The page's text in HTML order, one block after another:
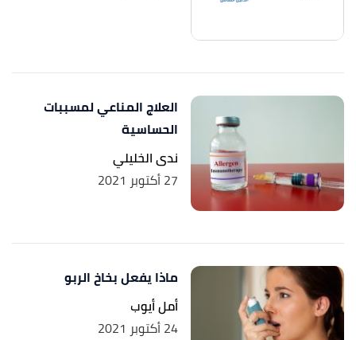
العلاج المناعي لمسببات
الحساسية
ندى الخليلي
27 أكتوبر 2021
ماذا يفعل بخاخ الربو
أمل أيوب
24 أكتوبر 2021